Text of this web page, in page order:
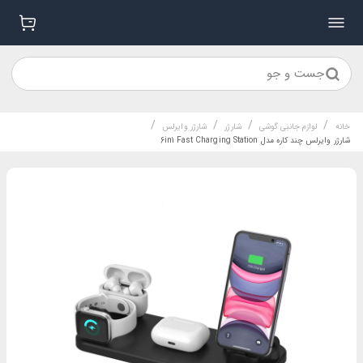
جست و جو
خانه / لوازم جانبی گوشی / شارژر / شارژر وایرلس /
شارژر وایرلس چند کاره مدل 6in1 Fast Charging Station